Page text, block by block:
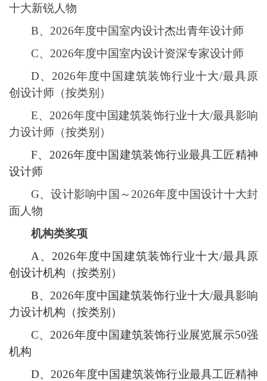
十大新锐人物
B、2026年度中国室内设计杰出青年设计师
C、2026年度中国室内设计资深专家设计师
D、2026年度中国建筑装饰行业十大/最具原
创设计师（按类别）
E、2026年度中国建筑装饰行业十大/最具影响
力设计师（按类别）
F、2026年度中国建筑装饰行业最具工匠精神
设计师
G、设计影响中国～ 2026年度中国设计十大封
面人物
机构类奖项
A、2026年度中国建筑装饰行业十大/最具原
创设计机构（按类别）
B、2026年度中国建筑装饰行业十大/最具影响
力设计机构（按类别）
C、2026年度中国建筑装饰行业展览展示50强
机构
D、2026年度中国建筑装饰行业最具工匠精神